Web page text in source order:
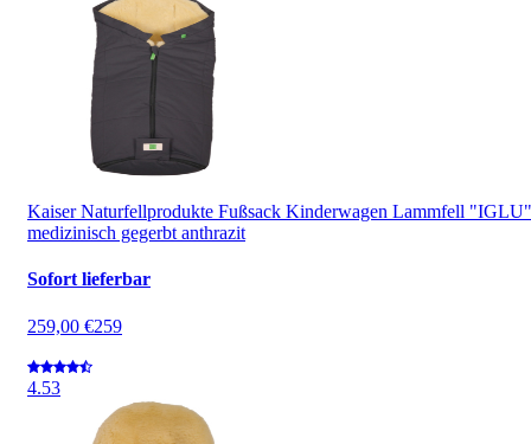
Kaiser Naturfellprodukte Fußsack Kinderwagen Lammfell "IGLU"
medizinisch gegerbt anthrazit
Sofort lieferbar
259,00 €259
4.53